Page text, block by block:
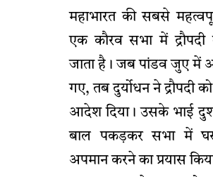
महाभारत की सबसे
एक कौरव सभा में द्रौपदी
जाता है। जब पांडव जुए में
गए, तब दुर्योधन ने द्रौपदी
आदेश दिया। उसके भाई
बाल पकड़कर सभा में
अपमान करने का प्रयास